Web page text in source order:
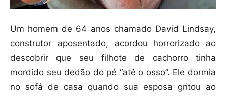
Um homem de 64 anos chamado David Lindsay,
construtor aposentado, acordou horrorizado ao
descobrir que seu filhote de cachorro tinha
mordido seu dedão do pé “até o osso”. Ele dormia
no sofá de casa quando sua esposa gritou ao